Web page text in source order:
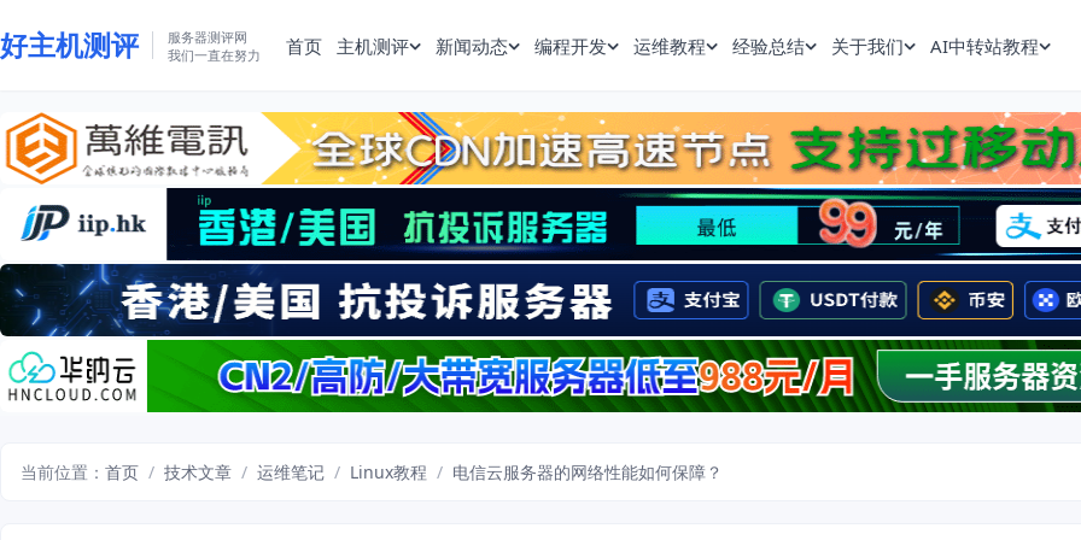
好主机测评
服务器测评网
我们一直在努力
首页 主机测评 新闻动态 编程开发 运维教程 经验总结 关于我们 AI中转站教程
当前位置： 首页 / 技术文章 / 运维笔记 / Linux教程 / 电信云服务器的网络性能如何保障？